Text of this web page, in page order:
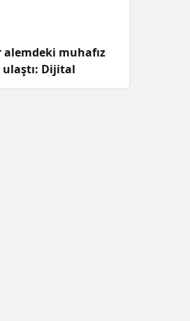
alemdeki muhafız
ulaştı: Dijital